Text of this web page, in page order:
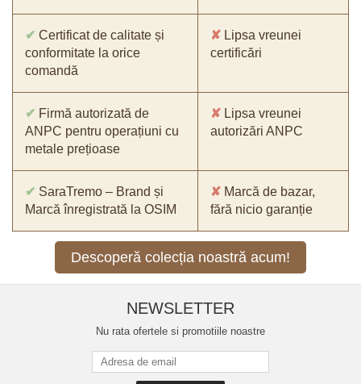
✔ Certificat de calitate și
conformitate la orice
comandă
✘ Lipsa vreunei
certificări
✔ Firmă autorizată de
ANPC pentru operațiuni cu
metale prețioase
✘ Lipsa vreunei
autorizări ANPC
✔ SaraTremo – Brand și
Marcă înregistrată la OSIM
✘ Marcă de bazar,
fără nicio garanție
Descoperă colecția noastră acum!
NEWSLETTER
Nu rata ofertele si promotiile noastre